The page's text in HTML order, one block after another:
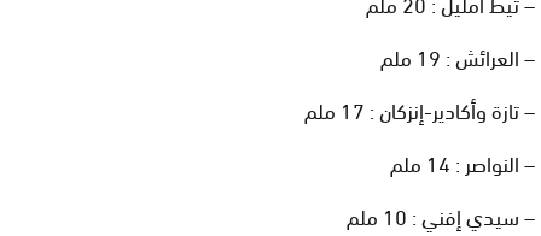
– العرائش : 19 ملم
– تازة وأكادير-إنزكان : 17 ملم
– النواصر : 14 ملم
– سيدي إفني : 10 ملم